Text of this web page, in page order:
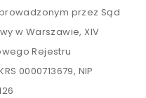
przez Sąd
w Warszawie, XIV
Rejestru
0000713679, NIP